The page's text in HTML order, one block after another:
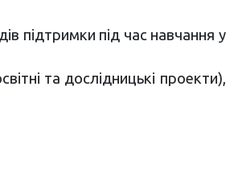
підтримки під час навчання у
та дослідницькі проекти),